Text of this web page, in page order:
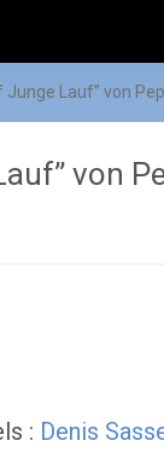
Junge Lauf” von
von
: Denis